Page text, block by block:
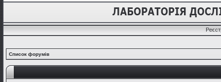
Список форумів